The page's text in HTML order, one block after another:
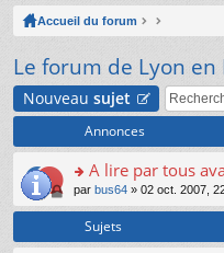
co
ci
s
Accueil du forum
Le forum de Lyon en
Nouveau sujet
Annonces
o
n
A lire par tous
par bus64 » 02 oct. 2007,
Sujets